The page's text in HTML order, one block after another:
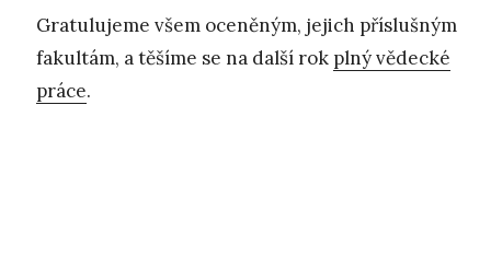
Gratulujeme všem oceněným, jejich příslušným
fakultám, a těšíme se na další rok plný vědecké
práce.